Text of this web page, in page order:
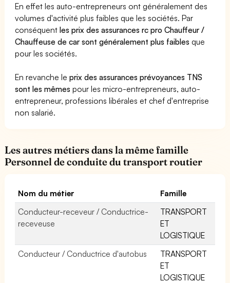
En effet les auto-entrepreneurs ont généralement des
volumes d'activité plus faibles que les sociétés. Par
conséquentles prix des assurances rc pro Chauffeur /
Chauffeuse de car sont généralement plus faibles que
pour les sociétés.
En revanche leprix des assurances prévoyances TNS
sont les mêmes pour les micro-entrepreneurs, auto-
entrepreneur, professions libérales et chef d'entreprise
non salarié.
Les autres métiers dans la même famille
Personnel de conduite du transport routier
Nom du métier
Famille
Conducteur-receveur / Conductrice-
receveuse
TRANSPORT
ET
LOGISTIQUE
Conducteur / Conductrice d'autobus
TRANSPORT
ET
LOGISTIQUE